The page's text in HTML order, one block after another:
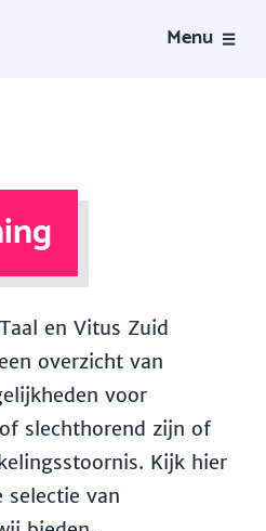
Menu
en Vitus Zuid
overzicht van
voor
slechthorend zijn of
Kijk hier
selectie van